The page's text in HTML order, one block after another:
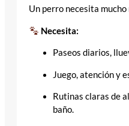
Un perro necesita mucho
Necesita:
Paseos diarios,
Juego, atención y
Rutinas claras de
baño.